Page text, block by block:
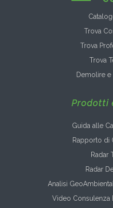
Trova
Trova
Trova
Demolire e
Prodotti
Guida alle
Rapporto di
Radar
Radar
Analisi
Video Consulenza